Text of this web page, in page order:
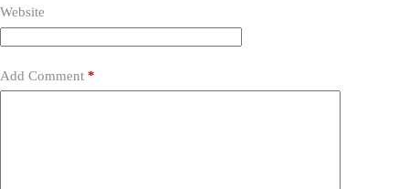
Website
Add Comment *